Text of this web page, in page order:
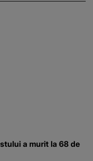
a murit la 68 de